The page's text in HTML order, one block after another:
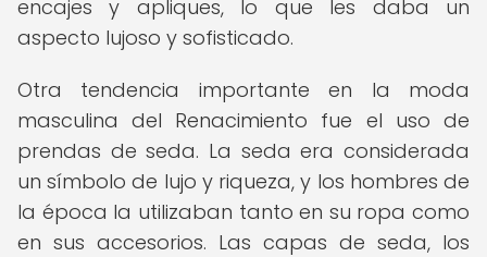
encajes y apliques, lo que les daba un
aspecto lujoso y sofisticado.
Otra tendencia importante en la moda
masculina del Renacimiento fue el uso de
prendas de seda. La seda era considerada
un símbolo de lujo y riqueza, y los hombres de
la época la utilizaban tanto en su ropa como
en sus accesorios. Las capas de seda, los